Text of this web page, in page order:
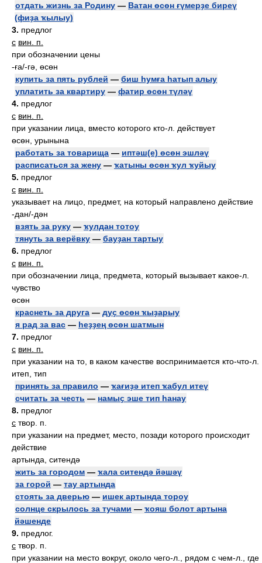
отдать жизнь за Родину — Ватан өсөн ғүмерҙе биреү
(фиҙа ҡылыу)
3. предлог
с вин. п.
при обозначении цены
-ға/-гә, өсөн
купить за пять рублей — биш һумға һатып алыу
уплатить за квартиру — фатир өсөн түләү
4. предлог
с вин. п.
при указании лица, вместо которого кто-л. действует
өсөн, урынына
работать за товарища — иптәш(е) өсөн эшләү
расписаться за жену — ҡатыны өсөн ҡул ҡуйыу
5. предлог
с вин. п.
указывает на лицо, предмет, на который направлено действие
-дан/-дән
взять за руку — ҡулдан тотоу
тянуть за верёвку — бауҙан тартыу
6. предлог
с вин. п.
при обозначении лица, предмета, который вызывает какое-л.
чувство
өсөн
краснеть за друга — дуҫ өсөн ҡыҙарыу
я рад за вас — һеҙҙең өсөн шатмын
7. предлог
с вин. п.
при указании на то, в каком качестве воспринимается кто-что-л.
итеп, тип
принять за правило — ҡағиҙә итеп ҡабул итеү
считать за честь — намыҫ эше тип һанау
8. предлог
с твор. п.
при указании на предмет, место, позади которого происходит
действие
артында, ситендә
жить за городом — ҡала ситендә йәшәү
за горой — тау артында
стоять за дверью — ишек артында тороу
солнце скрылось за тучами — ҡояш болот артына
йәшенде
9. предлог.
с твор. п.
при указании на место вокруг, около чего-л., рядом с чем-л., где